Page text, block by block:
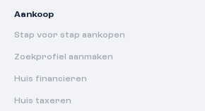
Aankoop
Stap voor stap aankopen
Zoekprofiel aanmaken
Huis financieren
Huis taxeren